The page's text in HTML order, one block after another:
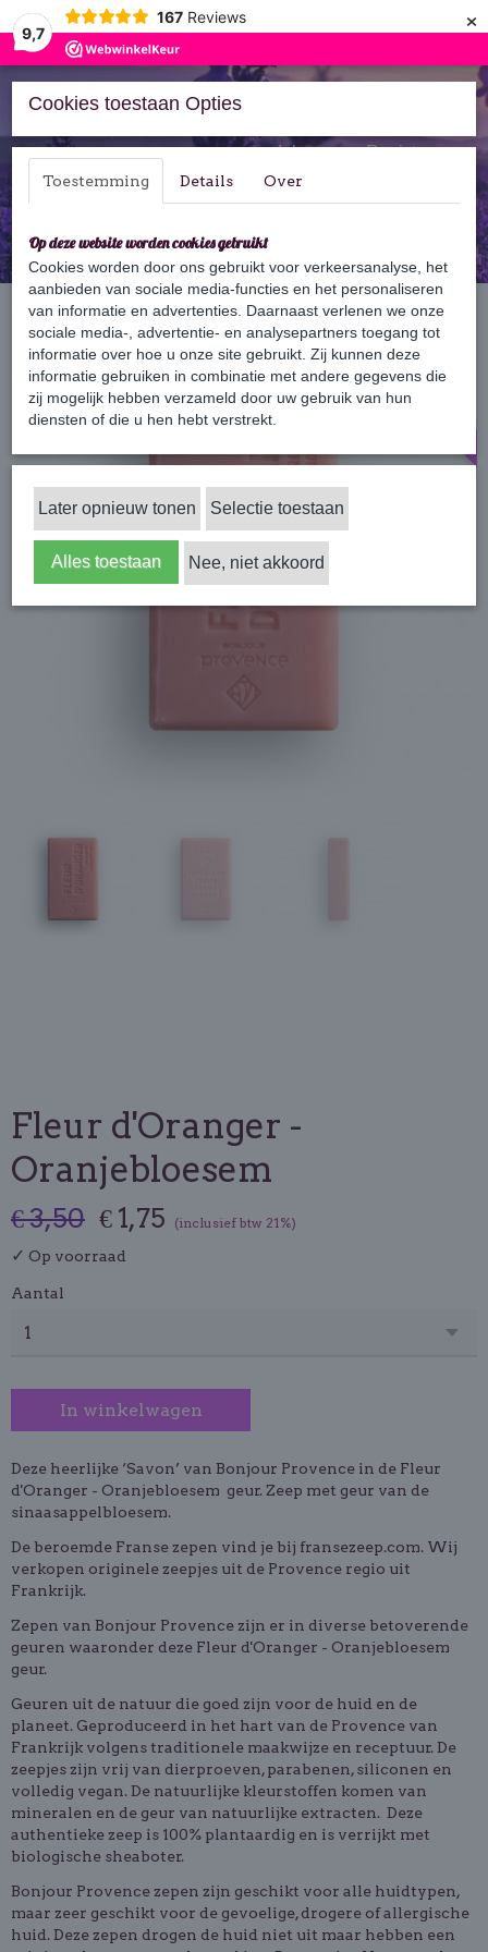
9,7
167 Reviews ×
Inloggen Registreren
Home › Zeep › 125 gram zeep › Fleur d'Oranger - Oranjebloesem
-50%
Fleur d'Oranger -
Oranjebloesem
€ 3,50 € 1,75 (inclusief btw 21%)
✓ Op voorraad
Aantal
In winkelwagen
Deze heerlijke ‘Savon’ van Bonjour Provence in de Fleur
d'Oranger - Oranjebloesem geur. Zeep met geur van de
sinaasappelbloesem.
De beroemde Franse zepen vind je bij fransezeep.com. Wij
verkopen originele zeepjes uit de Provence regio uit
Frankrijk.
Zepen van Bonjour Provence zijn er in diverse betoverende
geuren waaronder deze Fleur d'Oranger - Oranjebloesem
geur.
Geuren uit de natuur die goed zijn voor de huid en de
planeet. Geproduceerd in het hart van de Provence van
Frankrijk volgens traditionele maakwijze en receptuur. De
zeepjes zijn vrij van dierproeven, parabenen, siliconen en
volledig vegan. De natuurlijke kleurstoffen komen van
mineralen en de geur van natuurlijke extracten. Deze
authentieke zeep is 100% plantaardig en is verrijkt met
biologische sheaboter.
Bonjour Provence zepen zijn geschikt voor alle huidtypen,
maar zeer geschikt voor de gevoelige, drogere of allergische
huid. Deze zepen drogen de huid niet uit maar hebben een
Cookies toestaan Opties
Toestemming Details Over
Op deze website worden cookies gebruikt
Cookies worden door ons gebruikt voor verkeersanalyse, het
aanbieden van sociale media-functies en het personaliseren
van informatie en advertenties. Daarnaast verlenen we onze
sociale media-, advertentie- en analysepartners toegang tot
informatie over hoe u onze site gebruikt. Zij kunnen deze
informatie gebruiken in combinatie met andere gegevens die
zij mogelijk hebben verzameld door uw gebruik van hun
diensten of die u hen hebt verstrekt.
Later opnieuw tonen Selectie toestaan
Alles toestaan Nee, niet akkoord